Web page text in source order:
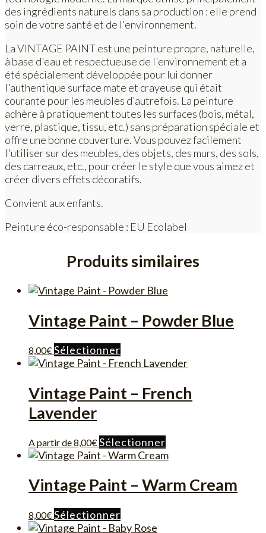
des ingrédients naturels dans sa production : elle prend
soin de votre santé et de l'environnement.
La VINTAGE PAINT est une peinture propre, naturelle,
à base d'eau et respectueuse de l'environnement et a
été spécialement développée pour lui donner
l'authentique surface mate et crayeuse qui était
courante pour les meubles d'autrefois. La peinture
adhère à pratiquement toutes les surfaces (bois, métal,
verre, plastique, tissu, etc.) sans préparation spéciale et
offre une bonne couverture. Vous pouvez facilement
l'utiliser sur des meubles, des objets, des murs, des sols,
des carreaux, etc., pour créer le style que vous aimez et
créer divers effets décoratifs.
Convient aux enfants.
Peinture éco-responsable : EU Ecolabel
Produits similaires
Vintage Paint – Powder Blue
8,00€Sélectionner
produit
plusieurs
variations.
peuvent
être
sur
la
page
du
Vintage Paint – French
Lavender
A partir de8,00€Sélectionner
produit
plusieurs
variations.
Vintage Paint – Warm Cream
8,00€ Sélectionner
produit